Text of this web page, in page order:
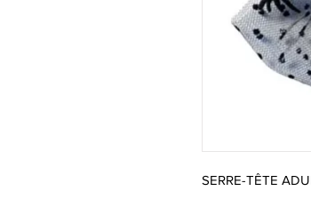
SERRE-TÊTE